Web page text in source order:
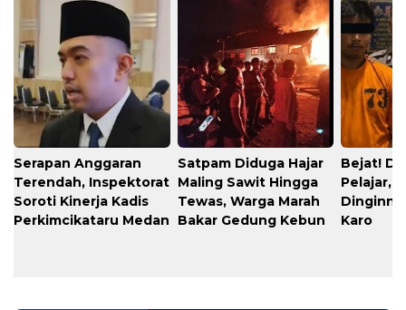
Serapan Anggaran
Terendah, Inspektorat
Soroti Kinerja Kadis
Perkimcikataru Medan
​Satpam Diduga Hajar
Maling Sawit Hingga
Tewas, Warga Marah
Bakar Gedung Kebun
​Bejat!
Pelajar,
Karo